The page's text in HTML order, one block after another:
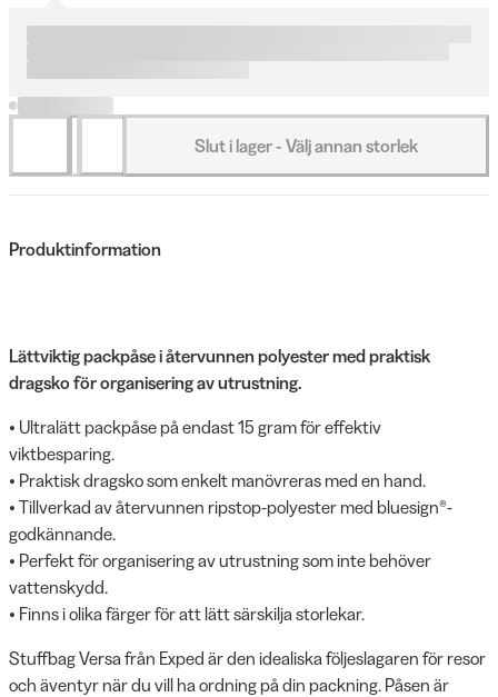
Slut i lager - Välj annan storlek
Produktinformation
Lättviktig packpåse i återvunnen polyester med praktisk
dragsko för organisering av utrustning.
• Ultralätt packpåse på endast 15 gram för effektiv
viktbesparing.
• Praktisk dragsko som enkelt manövreras med en hand.
• Tillverkad av återvunnen ripstop-polyester med bluesign®-
godkännande.
• Perfekt för organisering av utrustning som inte behöver
vattenskydd.
• Finns i olika färger för att lätt särskilja storlekar.
Stuffbag Versa från Exped är den idealiska följeslagaren för resor
och äventyr när du vill ha ordning på din packning. Påsen är